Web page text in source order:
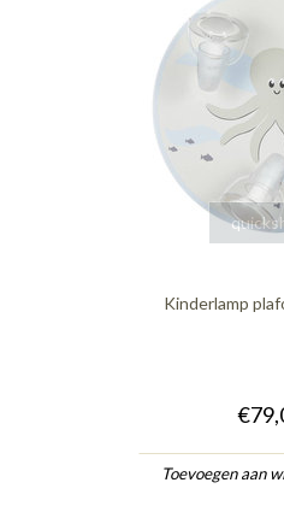
Kinderlamp
Toevoegen aan